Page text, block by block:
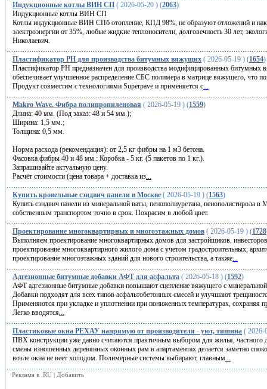
Индукционные котлы ВИН СП ( 2026-05-20 ) (2063)
Индукционные котлы ВИН СП
Котлы индукционные ВИН СПб отопление, КПД 98%, не образуют отложений и
электроэнергии от 35%, любые жидкие теплоносители, долговечность 30 лет,
Николаевич.
Пластификатор PH для производства битумных вяжущих ( 2026-05-19 ) (1654)
Пластификатор PH предназначен для производства модифицированных
обеспечивает улучшенное распределение СБС полимера в матрице вяжущего, что
Продукт совместим с технологиями Superpave и применяется с...
Makro Wave. Фибра полипропиленовая ( 2026-05-19 ) (1559)
Длина: 40 мм. (Под заказ: 48 и 54 мм.);
Ширина: 1,5 мм.;
Толщина: 0,5 мм.
Норма расхода (рекомендация): от 2,5 кг фибры на 1 м3 бетона.
Фасовка фибры 40 и 48 мм.: Коробка - 5 кг. (5 пакетов по 1 кг.).
Запрашивайте актуальную цену.
Расчёт стоимости (цена товара + доставка из...
Купить кровельные сэндвич панели в Москве ( 2026-05-19 ) (1563)
Купить сэндвич панели из минеральной ваты, пенополиуретана, пенополистирола
собственным транспортом точно в срок. Покрасим в любой цвет.
Проектирование многоквартирных и многоэтажных домов ( 2026-05-19 ) (1728
Выполняем проектирование многоквартирных домов для застройщиков,
проектирование многоквартирного жилого дома с учетом градостроительных,
проектирование многоэтажных зданий для нового строительства, а также...
Адгезионные битумные добавки АФТ для асфальта ( 2026-05-18 ) (1592)
АФТ адгезионные битумные добавки повышают сцепление вяжущего с
Добавки подходят для всех типов асфальтобетонных смесей и улучшают
Применяются при укладке и уплотнении при пониженных температурах, сохраняя
Легко вводятся...
Пластиковые окна РЕХАУ напрямую от производителя - уют, тишина ( 2026-
ПВХ конструкции уже давно считаются практичным выбором для жилья, частного
смены изношенных деревянных оконных рам в апартаментах делается заметно
возле окна не веет холодом. Полимерные системы выбирают, главным...
Реклама в .RU | Добавить